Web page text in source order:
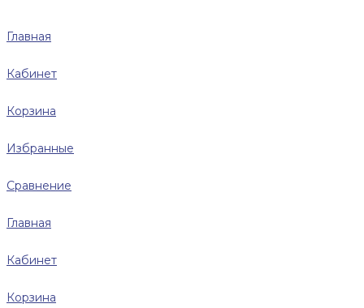
Главная
Кабинет
Корзина
Избранные
Сравнение
Главная
Кабинет
Корзина